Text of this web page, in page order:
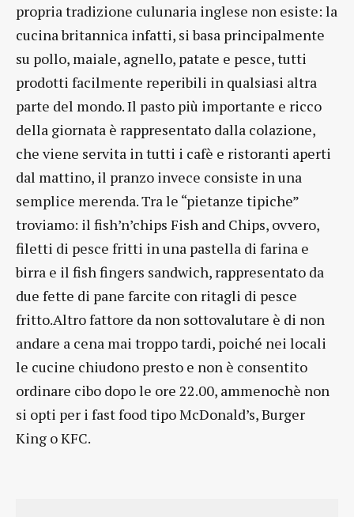
propria tradizione culunaria inglese non esiste: la
cucina britannica infatti, si basa principalmente
su pollo, maiale, agnello, patate e pesce, tutti
prodotti facilmente reperibili in qualsiasi altra
parte del mondo. Il pasto più importante e ricco
della giornata è rappresentato dalla colazione,
che viene servita in tutti i cafè e ristoranti aperti
dal mattino, il pranzo invece consiste in una
semplice merenda. Tra le “pietanze tipiche”
troviamo: il fish’n’chips Fish and Chips, ovvero,
filetti di pesce fritti in una pastella di farina e
birra e il fish fingers sandwich, rappresentato da
due fette di pane farcite con ritagli di pesce
fritto.Altro fattore da non sottovalutare è di non
andare a cena mai troppo tardi, poiché nei locali
le cucine chiudono presto e non è consentito
ordinare cibo dopo le ore 22.00, ammenochè non
si opti per i fast food tipo McDonald’s, Burger
King o KFC.